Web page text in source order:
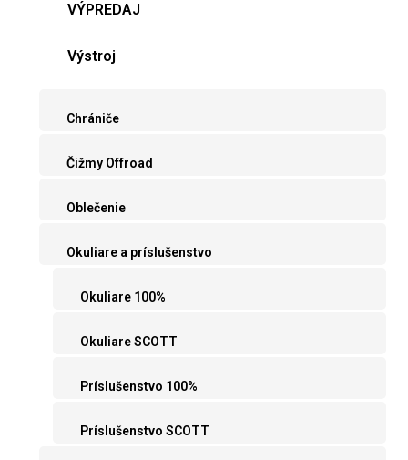
VÝPREDAJ
Výstroj
Chrániče
Čižmy Offroad
Oblečenie
Okuliare a príslušenstvo
Okuliare 100%
Okuliare SCOTT
Príslušenstvo 100%
Príslušenstvo SCOTT